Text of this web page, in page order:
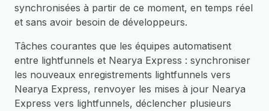
synchronisées à partir de ce moment, en temps réel
et sans avoir besoin de développeurs.
Tâches courantes que les équipes automatisent
entre lightfunnels et Nearya Express : synchroniser
les nouveaux enregistrements lightfunnels vers
Nearya Express, renvoyer les mises à jour Nearya
Express vers lightfunnels, déclencher plusieurs